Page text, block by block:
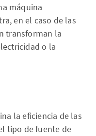
máquina
en el caso de las
transforman la
o la
la eficiencia de las
tipo de fuente de